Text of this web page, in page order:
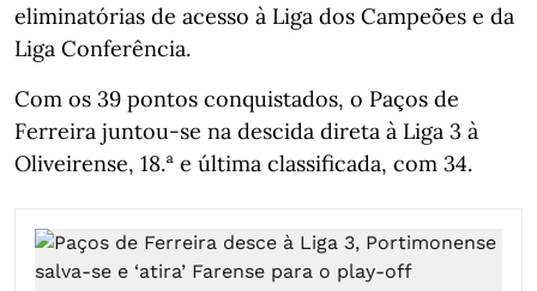
eliminatórias de acesso à Liga dos Campeões e da
Liga Conferência.
Com os 39 pontos conquistados, o Paços de
Ferreira juntou-se na descida direta à Liga 3 à
Oliveirense, 18.ª e última classificada, com 34.